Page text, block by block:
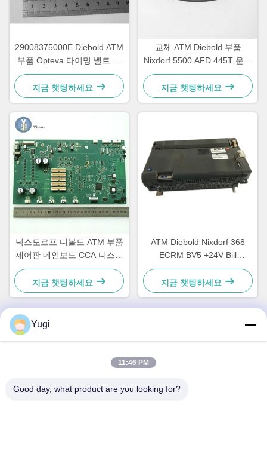
29008375000E Diebold ATM
부품 Opteva 타이밍 벨트 운
송 벨트 67T
지금 챗팅하세요
교체 ATM Diebold 부품
Nixdorf 5500 AFD 445T 운송
벨트 2900837500AH
지금 챗팅하세요
닉스도르프 디볼드 ATM 부품
제어판 메인보드 CCA 디스커
버리 49242480000B
지금 챗팅하세요
ATM Diebold Nixdorf 368
ECRM BV5 +24V Bill
Acceptor Validator Parts
49238415000A
지금 챗팅하세요
방 502, 빌딩 5, 퀴데 부동산 공원, 2-1번지, 싱예 동로,
Yugi
11:46 PM
Good day, what product are you looking for?